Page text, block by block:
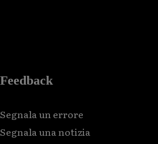
Feedback
Segnala un errore
Segnala una notizia